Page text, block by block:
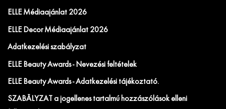
ELLE Médiaajánlat 2026
ELLE Decor Médiaajánlat 2026
Adatkezelési szabályzat
ELLE Beauty Awards - Nevezési feltételek
ELLE Beauty Awards - Adatkezelési tájékoztató.
SZABÁLYZAT a jogellenes tartalmú hozzászólások elleni